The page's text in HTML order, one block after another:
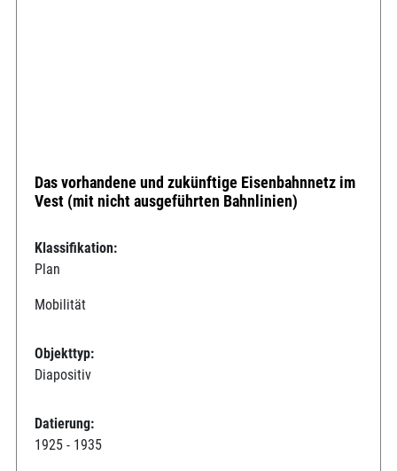
Das vorhandene und zukünftige Eisenbahnnetz im
Vest (mit nicht ausgeführten Bahnlinien)
Klassifikation:
Plan
Mobilität
Objekttyp:
Diapositiv
Datierung:
1925 - 1935